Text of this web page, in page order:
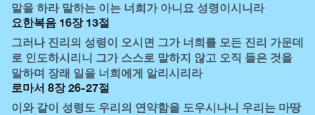
말을 하라 말하는 이는 너희가 아니요 성령이시니라
요한복음 16장 13절
그러나 진리의 성령이 오시면 그가 너희를 모든 진리 가운데
로 인도하시리니 그가 스스로 말하지 않고 오직 들은 것을
말하며 장래 일을 너희에게 알리시리라
로마서 8장 26-27절
이와 같이 성령도 우리의 연약함을 도우시나니 우리는 마땅